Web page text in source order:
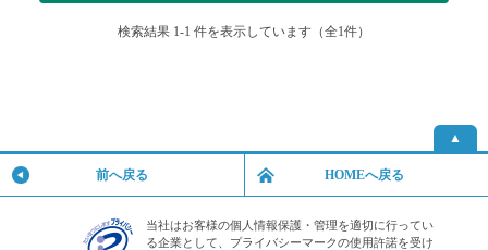
検索結果 1-1 件を表示しています（全1件）
▲
前へ戻る HOMEへ戻る
当社はお客様の個人情報保護・管理を適切に行ってい
る企業として、プライバシーマークの使用許諾を受け